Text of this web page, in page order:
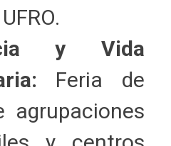
y Vida
Feria de
agrupaciones